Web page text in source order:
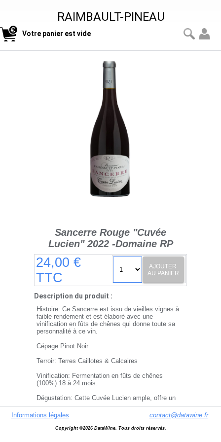
RAIMBAULT-PINEAU
Votre panier est vide
Sancerre Rouge "Cuvée
Lucien" 2022 -Domaine RP
24,00 €
TTC
AJOUTER
AU PANIER
Description du produit :
Histoire: Ce Sancerre est issu de vieilles vignes à
faible rendement et est élaboré avec une
vinification en fûts de chênes qui donne toute sa
personnalité à ce vin.
Cépage:Pinot Noir
Terroir: Terres Caillotes & Calcaires
Vinification: Fermentation en fûts de chênes
(100%) 18 à 24 mois.
Dégustation: Cette Cuvée Lucien ample, offre un
bouquet complexe de fruits rouges (cerise, cassis)
de réglisse avec une légère note poivrée et grillé.
Ce vin possède une longueur en bouche soutenue
sans perdre la légèreté propre aux vins de
Informations légales contact@datawine.fr
Copyright ©2026 DataWine. Tous droits réservés.